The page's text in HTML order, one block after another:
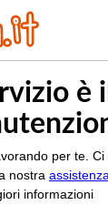
è
per te.
nostra assistenza
informazioni